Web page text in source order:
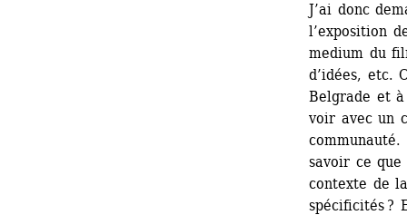
J’ai donc
l’exposition
medium du
d’idées, etc.
Belgrade et
voir avec un
savoir ce
contexte de
spécificités ?